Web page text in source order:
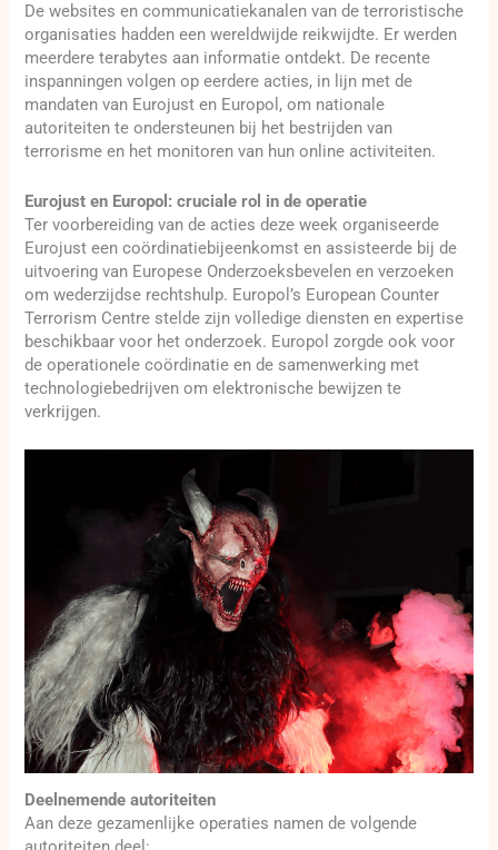
De websites en communicatiekanalen van de terroristische
organisaties hadden een wereldwijde reikwijdte. Er werden
meerdere terabytes aan informatie ontdekt. De recente
inspanningen volgen op eerdere acties, in lijn met de
mandaten van Eurojust en Europol, om nationale
autoriteiten te ondersteunen bij het bestrijden van
terrorisme en het monitoren van hun online activiteiten.
Eurojust en Europol: cruciale rol in de operatie
Ter voorbereiding van de acties deze week organiseerde
Eurojust een coördinatiebijeenkomst en assisteerde bij de
uitvoering van Europese Onderzoeksbevelen en verzoeken
om wederzijdse rechtshulp. Europol’s European Counter
Terrorism Centre stelde zijn volledige diensten en expertise
beschikbaar voor het onderzoek. Europol zorgde ook voor
de operationele coördinatie en de samenwerking met
technologiebedrijven om elektronische bewijzen te
verkrijgen.
Deelnemende autoriteiten
Aan deze gezamenlijke operaties namen de volgende